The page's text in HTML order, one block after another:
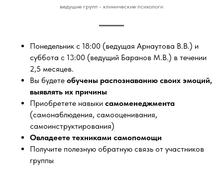
ведущие групп - клинические психологи
Понедельник с 18:00 (ведущая Арнаутова В.В.) и
суббота с 13:00 (ведущий Баранов М.В.) в течении
2,5 месяцев.
Вы будете обучены распознаванию своих эмоций,
выявлять их причины
Приобретете навыки самоменеджмента
(самонаблюдения, самооценивания,
самоинструктирования)
Овладеете техниками самопомощи
Получите полезную обратную связь от участников
группы